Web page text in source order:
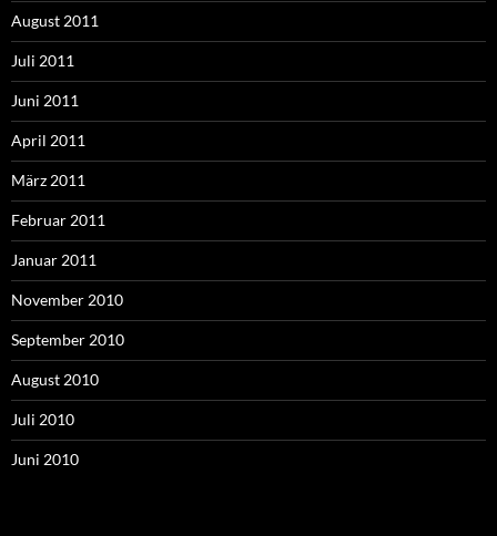
August 2011
Juli 2011
Juni 2011
April 2011
März 2011
Februar 2011
Januar 2011
November 2010
September 2010
August 2010
Juli 2010
Juni 2010